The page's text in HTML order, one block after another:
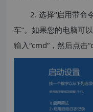
2. 选择“启用带命
车”。如果您的电脑可
输入“cmd”，然后点击